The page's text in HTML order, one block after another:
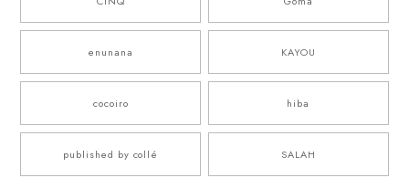
enunana KAYOU
cocoiro hiba
published by collé SALAH